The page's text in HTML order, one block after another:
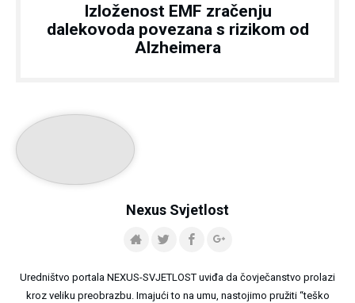
Izloženost EMF zračenju
dalekovoda povezana s rizikom od
Alzheimera
Nexus Svjetlost
Uredništvo portala NEXUS-SVJETLOST uviđa da čovječanstvo prolazi
kroz veliku preobrazbu. Imajući to na umu, nastojimo pružiti “teško